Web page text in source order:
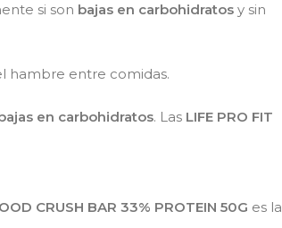
si son bajas en carbohidratos y sin
hambre entre comidas.
en carbohidratos. Las LIFE PRO FIT
CRUSH BAR 33% PROTEIN 50G es la